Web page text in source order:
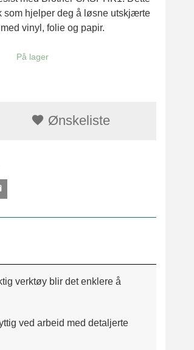
som hjelper deg å løsne utskjærte
vinyl, folie og papir.
På lager
Ønskeliste
verktøy blir det enklere å
ved arbeid med detaljerte